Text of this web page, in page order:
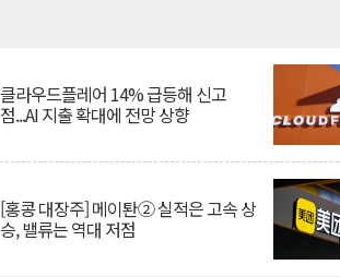
클라우드플레어 14% 급등해 신고
점...AI 지출 확대에 전망 상향
[홍콩 대장주] 메이퇀② 실적은 고속 상
승, 밸류는 역대 저점